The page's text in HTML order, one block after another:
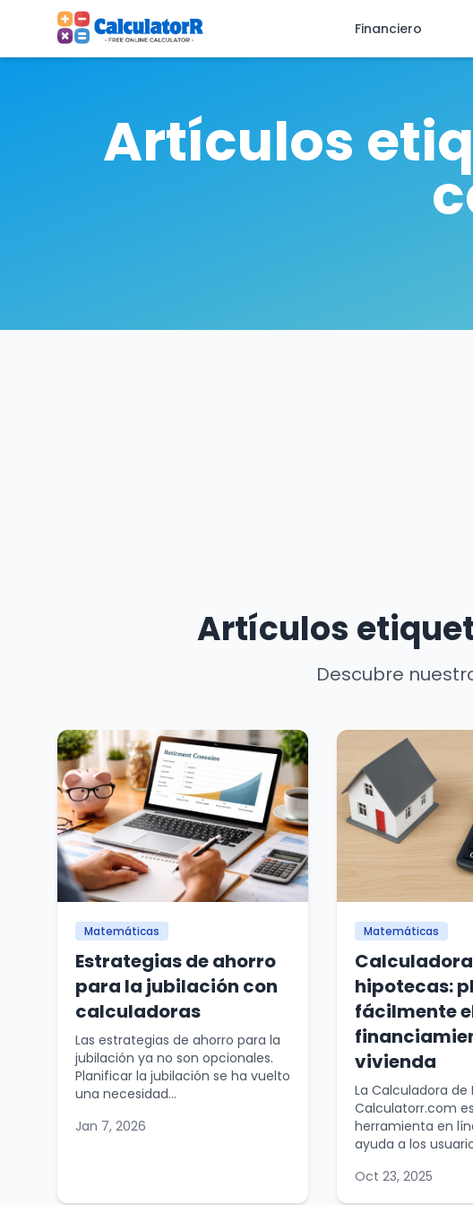
Financiero
Artículos
Artículos
Descubre
Matemáticas
Estrategias de ahorro
para la jubilación con
calculadoras
Las estrategias de ahorro para la
jubilación ya no son opcionales.
Planificar la jubilación se ha vuelto
una necesidad...
Jan 7, 2026
Matemáticas
hipotecas:
fácilmente
vivienda
La Calculadora de
Calculatorr.com
herramienta en
ayuda a los
Oct 23, 2025